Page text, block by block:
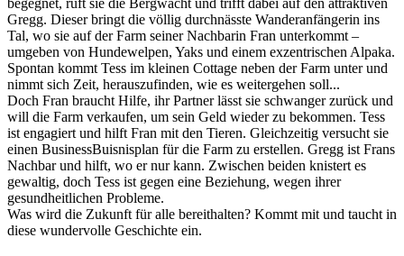
Gregg. Dieser bringt die völlig durchnässte Wanderanfängerin ins
Tal, wo sie auf der Farm seiner Nachbarin Fran unterkommt –
umgeben von Hundewelpen, Yaks und einem exzentrischen Alpaka.
Spontan kommt Tess im kleinen Cottage neben der Farm unter und
nimmt sich Zeit, herauszufinden, wie es weitergehen soll...
Doch Fran braucht Hilfe, ihr Partner lässt sie schwanger zurück und
will die Farm verkaufen, um sein Geld wieder zu bekommen. Tess
ist engagiert und hilft Fran mit den Tieren. Gleichzeitig versucht sie
einen BusinessBuisnisplan für die Farm zu erstellen. Gregg ist Frans
Nachbar und hilft, wo er nur kann. Zwischen beiden knistert es
gewaltig, doch Tess ist gegen eine Beziehung, wegen ihrer
gesundheitlichen Probleme.
Was wird die Zukunft für alle bereithalten? Kommt mit und taucht in
diese wundervolle Geschichte ein.